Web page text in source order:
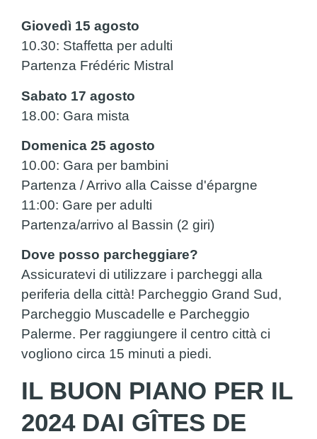
Giovedì 15 agosto
10.30: Staffetta per adulti
Partenza Frédéric Mistral
Sabato 17 agosto
18.00: Gara mista
Domenica 25 agosto
10.00: Gara per bambini
Partenza / Arrivo alla Caisse d'épargne
11:00: Gare per adulti
Partenza/arrivo al Bassin (2 giri)
Dove posso parcheggiare?
Assicuratevi di utilizzare i parcheggi alla
periferia della città! Parcheggio Grand Sud,
Parcheggio Muscadelle e Parcheggio
Palerme. Per raggiungere il centro città ci
vogliono circa 15 minuti a piedi.
IL BUON PIANO PER IL
2024 DAI GÎTES DE